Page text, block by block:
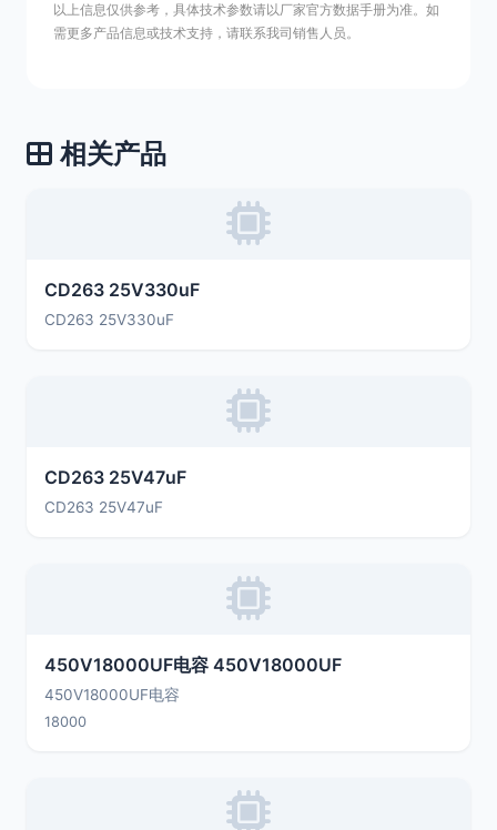
以上信息仅供参考，具体技术参数请以厂家官方数据手册为准。如
需更多产品信息或技术支持，请联系我司销售人员。
相关产品
CD263 25V330uF
CD263 25V330uF
CD263 25V47uF
CD263 25V47uF
450V18000UF电容 450V18000UF
450V18000UF电容
18000